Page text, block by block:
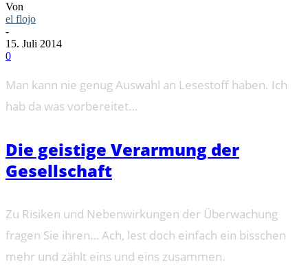
Von
el flojo
-
15. Juli 2014
0
Man kann nie genug Auswahl an Lesestoff haben. Ich
hab da was vorbereitet…
Die geistige Verarmung der
Gesellschaft
Zu Risiken und Nebenwirkungen der Überwachung
fragen Sie ihren… Ach, lest doch einfach ein bisschen
mehr und zählt eins und eins zusammen.